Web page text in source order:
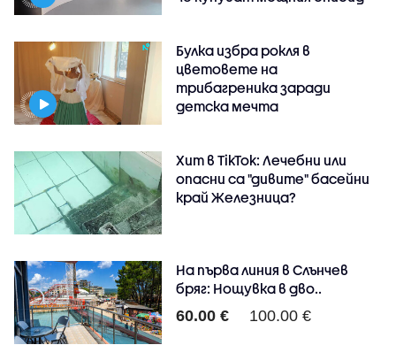
Булка избра рокля в
цветовете на
трибагреника заради
детска мечта
Хит в TikTok: Лечебни или
опасни са "дивите" басейни
край Железница?
На първа линия в Слънчев
бряг: Нощувка в дво..
60.00 € 100.00 €